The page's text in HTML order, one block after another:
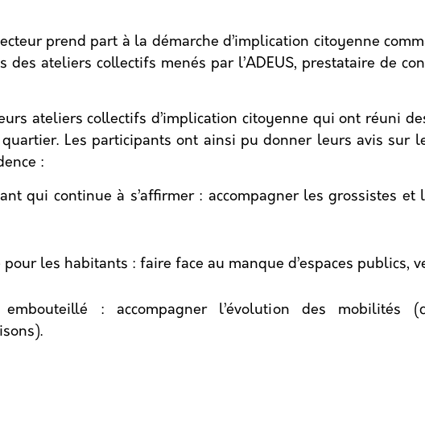
prend part à la démarche d’implication citoyenne
des ateliers collectifs menés par l’ADEUS, prestataire de
ateliers collectifs d’implication citoyenne qui ont réuni
Les participants ont ainsi pu donner leurs avis sur
:
qui continue à s’affirmer : accompagner les grossistes
les habitants : faire face au manque d’espaces publics,
: accompagner l’évolution des mobilités